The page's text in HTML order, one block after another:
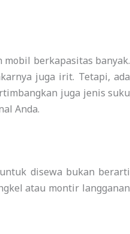
berkapasitas banyak.
juga irit. Tetapi, ada
juga jenis suku
Anda.
disewa bukan berarti
atau montir langganan